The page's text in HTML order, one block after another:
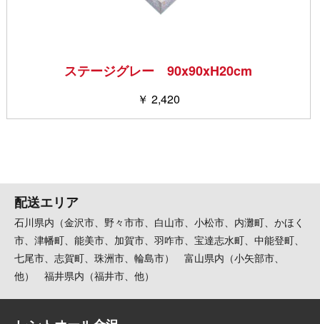
ステージグレー 90x90xH20cm
￥ 2,420
配送エリア
石川県内（金沢市、野々市市、白山市、小松市、内灘町、かほく
市、津幡町、能美市、加賀市、羽咋市、宝達志水町、中能登町、
七尾市、志賀町、珠洲市、輪島市） 富山県内（小矢部市、
他） 福井県内（福井市、他）